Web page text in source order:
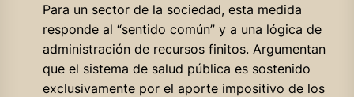
Para un sector de la sociedad, esta medida
responde al “sentido común” y a una lógica de
administración de recursos finitos. Argumentan
que el sistema de salud pública es sostenido
exclusivamente por el aporte impositivo de los